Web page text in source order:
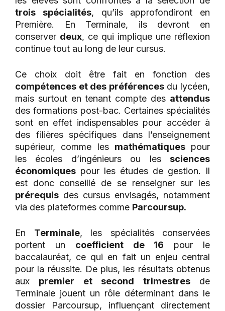
trois spécialités, qu’ils approfondiront en
Première. En Terminale, ils devront en
conserver deux, ce qui implique une réflexion
continue tout au long de leur cursus.
Ce choix doit être fait en fonction des
compétences et des préférencesdu lycéen,
mais surtout en tenant compte des attendus
des formations post-bac. Certaines spécialités
sont en effet indispensables pour accéder à
des filières spécifiques dans l’enseignement
supérieur, comme les mathématiquespour
les écoles d’ingénieurs ou les sciences
économiques pour les études de gestion. Il
est donc conseillé de se renseigner sur les
prérequis des cursus envisagés, notamment
via des plateformes comme Parcoursup.
En Terminale, les spécialités conservées
portent un coefficient de 16 pour le
baccalauréat, ce qui en fait un enjeu central
pour la réussite. De plus, les résultats obtenus
aux premier et second trimestresde
Terminale jouent un rôle déterminant dans le
dossier Parcoursup, influençant directement